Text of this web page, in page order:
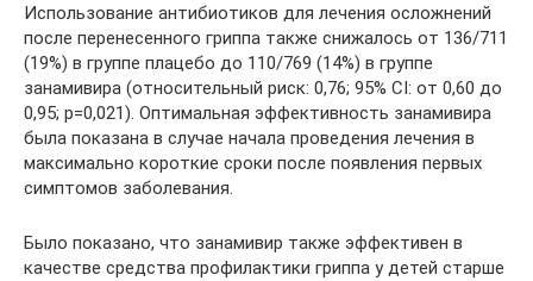
Использование антибиотиков для лечения осложнений
после перенесенного гриппа также снижалось от 136/711
(19%) в группе плацебо до 110/769 (14%) в группе
занамивира (относительный риск: 0,76; 95% CI: от 0,60 до
0,95; р=0,021). Оптимальная эффективность занамивира
была показана в случае начала проведения лечения в
максимально короткие сроки после появления первых
симптомов заболевания.
Было показано, что занамивир также эффективен в
качестве средства профилактики гриппа у детей старше